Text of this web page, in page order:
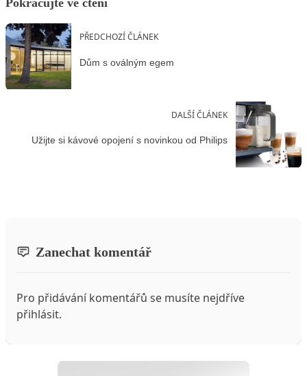
Pokračujte ve čtení
PŘEDCHOZÍ ČLÁNEK
Dům s oválným egem
DALŠÍ ČLÁNEK
Užijte si kávové opojení s novinkou od Philips
Zanechat komentář
Pro přidávání komentářů se musíte nejdříve
přihlásit.